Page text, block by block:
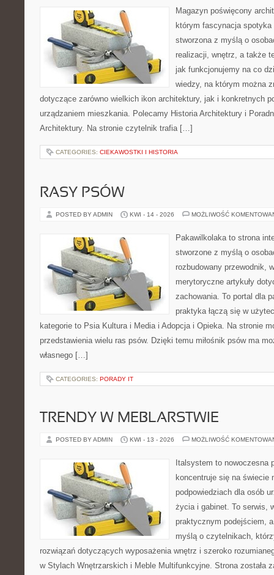
Magazyn poświęcony
którym fascynacja spotyka
stworzona z myślą o
realizacji, wnętrz, a także
jak funkcjonujemy na co
wiedzy, na którym można
dotyczące zarówno wielkich ikon architektury, jak i konkretnych
urządzaniem mieszkania. Polecamy Historia Architektury i
Architektury. Na stronie czytelnik trafia […]
CATEGORIES: CIEKAWOSTKI I HISTORIA
RASY PSÓW
POSTED BY ADMIN KWI - 14 - 2026 MOŻLIWOŚĆ
Pakawilkolaka to strona
stworzone z myślą o
rozbudowany przewodnik,
merytoryczne artykuły
zachowania. To portal dla
praktyka łączą się w
kategorie to Psia Kultura i Media i Adopcja i Opieka. Na stronie
przedstawienia wielu ras psów. Dzięki temu miłośnik psów ma
własnego […]
CATEGORIES: PORADY IT
TRENDY W MEBLARSTWIE
POSTED BY ADMIN KWI - 13 - 2026 MOŻLIWOŚĆ
Italsystem to nowoczesna
koncentruje się na świecie
podpowiedziach dla osób
życia i gabinet. To serwis,
praktycznym podejściem,
myślą o czytelnikach,
rozwiązań dotyczących wyposażenia wnętrz i szeroko
w Stylach Wnętrzarskich i Meble Multifunkcyjne. Strona została